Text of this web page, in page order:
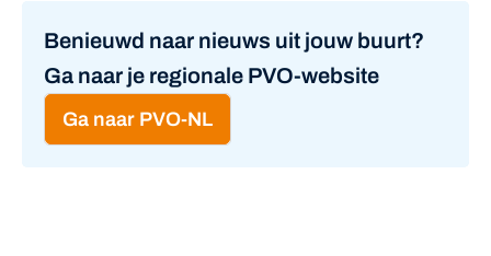
Benieuwd naar nieuws uit jouw buurt?
Ga naar je regionale PVO-website
Ga naar PVO-NL